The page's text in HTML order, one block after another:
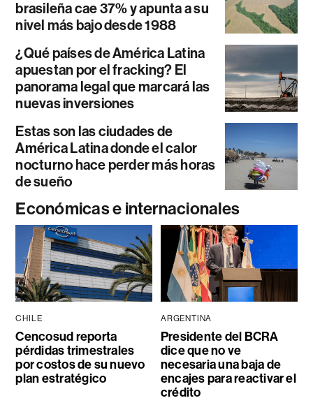
brasileña cae 37% y apunta a su
nivel más bajo desde 1988
¿Qué países de América Latina
apuestan por el fracking? El
panorama legal que marcará las
nuevas inversiones
Estas son las ciudades de
América Latina donde el calor
nocturno hace perder más horas
de sueño
Económicas e internacionales
CHILE
Cencosud reporta
pérdidas trimestrales
por costos de su nuevo
plan estratégico
ARGENTINA
Presidente del BCRA
dice que no ve
necesaria una baja de
encajes para reactivar el
crédito